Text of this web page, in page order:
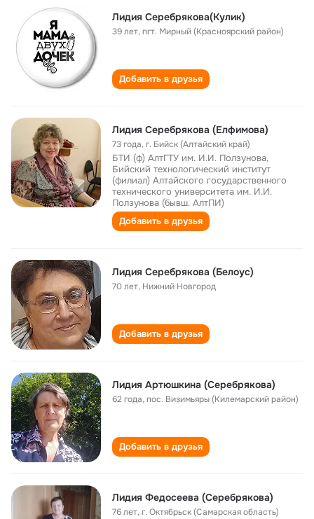
Лидия Серебрякова(Кулик)
39 лет,пгт. Мирный (Красноярский район)
Добавить в друзья
Лидия Серебрякова (Елфимова)
73 года,г. Бийск (Алтайский край)
БТИ (ф) АлтГТУ им. И.И. Ползунова,
Бийский технологический институт
(филиал) Алтайского государственного
технического университета им. И.И.
Ползунова (бывш. АлтПИ)
Добавить в друзья
Лидия Серебрякова (Белоус)
70 лет, Нижний Новгород
Добавить в друзья
Лидия Артюшкина (Серебрякова)
62 года,пос. Визимьяры (Килемарский район)
Добавить в друзья
Лидия Федосеева (Серебрякова)
76 лет,г. Октябрьск (Самарская область)